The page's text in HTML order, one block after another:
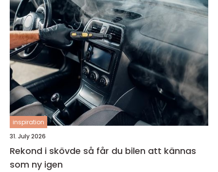
inspiration
31. July 2026
Rekond i skövde så får du bilen att kännas
som ny igen